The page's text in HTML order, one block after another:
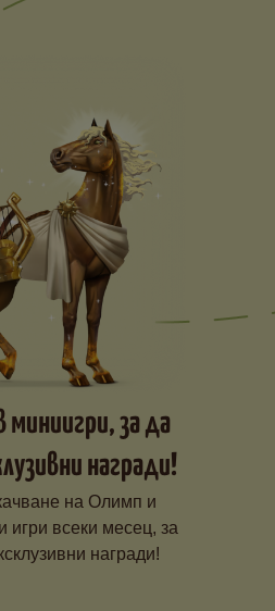
за да
награди!
на Олимп и
игри всеки месец, за
награди!